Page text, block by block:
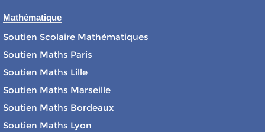
Mathématique
Soutien Scolaire Mathématiques
Soutien Maths Paris
Soutien Maths Lille
Soutien Maths Marseille
Soutien Maths Bordeaux
Soutien Maths Lyon